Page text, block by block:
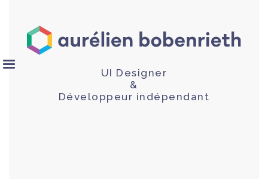
UI Designer
&
Développeur indépendant